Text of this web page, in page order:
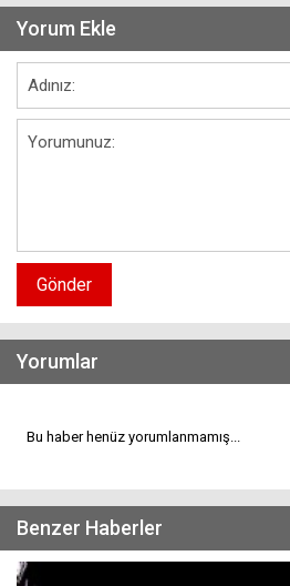
Yorum Ekle
Gönder
Yorumlar
Bu haber henüz yorumlanmamış...
Benzer Haberler